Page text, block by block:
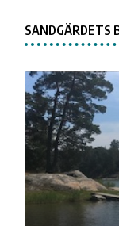
SANDGÄRDETS